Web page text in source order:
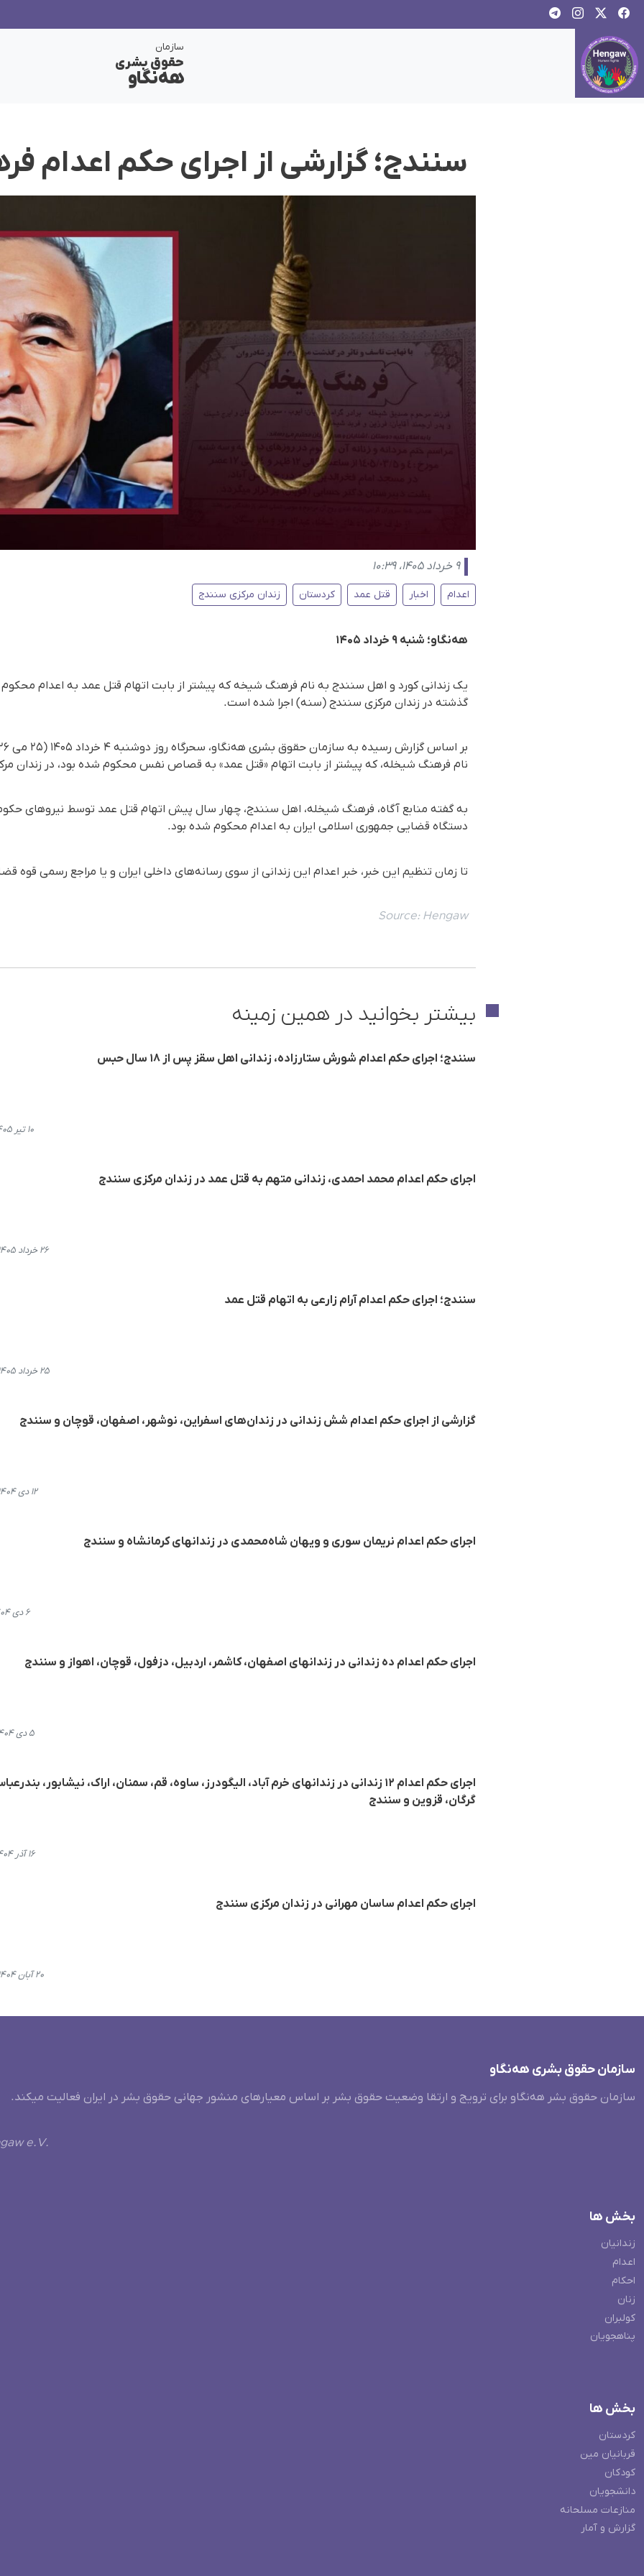
سازمان
حقوق بشری
هەنگاو
سنندج؛ گزارشی از اجرای حکم اعدام
۹ خرداد ۱۴۰۵، ۱۰:۳۹
اعدام اخبار قتل عمد کردستان زندان مرکزی سنندج
هه‌نگاو؛ شنبه ۹ خرداد ۱۴۰۵
یک زندانی کورد و اهل سنندج به نام فرهنگ شیخه که پیشتر از بابت اتهام قتل عمد به اعدام
گذشته در زندان مرکزی سنندج (سنه) اجرا شده است.
نام فرهنگ شیخله، که پیشتر از بابت اتهام «قتل عمد» به قصاص نفس محکوم شده بود، در زندان
به گفته منابع آگاه، فرهنگ شیخله، اهل سنندج، چهار سال پیش اتهام قتل عمد توسط نیروهای
دستگاه قضایی جمهوری اسلامی ایران به اعدام محکوم شده بود.
تا زمان تنظیم این خبر، خبر اعدام این زندانی از سوی رسانه‌های داخلی ایران و یا مراجع رسمی قوه
Source: Hengaw
بیشتر بخوانید در همین زمینه
سنندج؛ اجرای حکم اعدام شورش ستارزاده، زندانی اهل سقز پس از ۱۸ سال حبس
۱۰ تیر ۱۴۰۵، ۱۲:۲۲
اجرای حکم اعدام محمد احمدی، زندانی متهم به قتل عمد در زندان مرکزی سنندج
۲۶ خرداد ۱۴۰۵، ۲۲:۰۵
سنندج؛ اجرای حکم اعدام آرام زارعی به اتهام قتل عمد
۲۵ خرداد ۱۴۰۵، ۰۹:۵۶
گزارشی از اجرای حکم اعدام شش زندانی در زندان‌های اسفراین، نوشهر، اصفهان، قوچان و سنندج
۱۲ دی ۱۴۰۴، ۲۲:۰۳
اجرای حکم اعدام نریمان سوری و ویهان شاەمحمدی در زندانهای کرمانشاە و سنندج
۶ دی ۱۴۰۴، ۲۰:۱۱
اجرای حکم اعدام دە زندانی در زندانهای اصفهان، کاشمر، اردبیل، دزفول، قوچان، اهواز و سنندج
۵ دی ۱۴۰۴، ۲۱:۰۳
اجرای حکم اعدام ١٢ زندانی در زندانهای خرم آباد، الیگودرز، ساوه، قم، سمنان، اراک، نیشابور،
گرگان، قزوین و سنندج
۱۶ آذر ۱۴۰۴، ۲۱:۰۷
اجرای حکم اعدام ساسان مهرانی در زندان مرکزی سنندج
۲۰ آبان ۱۴۰۴، ۱۳:۵۸
سازمان حقوق بشری هەنگاو
سازمان حقوق بشر هه‌نگاو برای ترویج و ارتقا وضعیت حقوق بشر بر اساس معیارهای منشور جهانی حقوق بشر در ایران فعالیت میکند.
e.V.
بخش ها
زندانیان
اعدام
احکام
زنان
کولبران
پناهجویان
بخش ها
کردستان
قربانیان مین
کودکان
دانشجویان
منازعات مسلحانه
گزارش و آمار